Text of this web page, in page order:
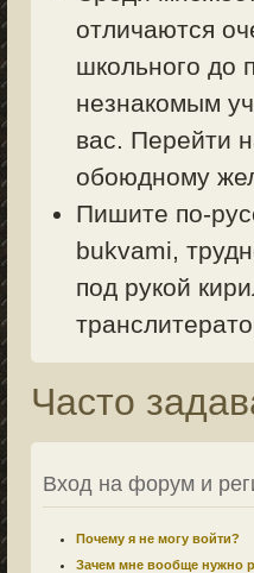
отличаются
школьного до
незнакомым
вас. Перейти
обоюдному
Пишите по-
bukvami,
под рукой
Часто
Вход на форум и
Почему я не могу войти?
Зачем мне вообще нужно